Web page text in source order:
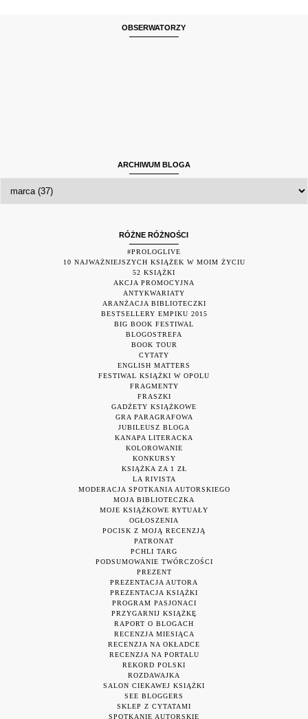
OBSERWATORZY
ARCHIWUM BLOGA
RÓŻNE RÓŻNOŚCI
#PROLOGLIVE
10 NAJWAŻNIEJSZYCH KSIĄŻEK W MOIM ŻYCIU
52 KSIĄŻKI
AKCJA PROMOCYJNA
ANTYKWARIATY
ARANŻACJA BIBLIOTECZKI
BESTSELLERY EMPIKU 2015
BIG BOOK FESTIWAL
BLOGOSTREFA
BOOK TOUR
CYTATY
ENGLISH MATTERS
FESTIWAL KSIĄŻKI W OPOLU
FRAGMENTY
FRASZKI
GADŻETY KSIĄŻKOWE
GRA PARAGRAFOWA
JUBILEUSZ BLOGA
KANAPA LITERACKA
KOLOROWANIE
KONKURSY
KSIĄŻKA ZA 1 ZŁ
LA RIVISTA
MODERACJA SPOTKANIA AUTORSKIEGO
MOJA BIBLIOTECZKA
MOJE KSIĄŻKOWE RYTUAŁY
OGŁOSZENIA
POCISK Z MOJĄ RECENZJĄ
PATRONAT
PCHLI TARG
PODSUMOWANIE TWÓRCZOŚCI
PREZENT
PREZENTACJA AUTORA
PREZENTACJA KSIĄŻKI
PROGRAM PASJONACI
PRZYGARNIJ KSIĄŻKĘ
RAPORT O BLOGACH
RECENZJA MIESIĄCA
RECENZJA NA OKŁADCE
RECENZJA NA PORTALU
REKORD POLSKI
ROZDAWAJKA
SALON CIEKAWEJ KSIĄŻKI
SEE BLOGGERS
SKLEP Z CYTATAMI
SPOTKANIE AUTORSKIE